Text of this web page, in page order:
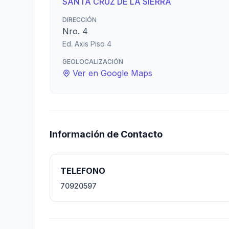
DIRECCIÓN
Nro. 4
Ed. Axis Piso 4
GEOLOCALIZACIÓN
Ver en Google Maps
Información de Contacto
TELEFONO
70920597